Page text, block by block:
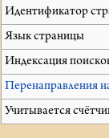
Идентификатор
Язык страницы
Индексация
Перенаправления
Учитывается